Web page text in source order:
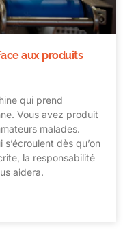
aux produits
qui prend
Vous avez produit
malades.
dès qu’on
la responsabilité
aidera.